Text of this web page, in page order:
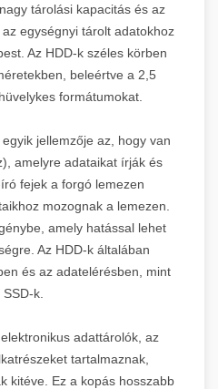
tárolási kapacitás és az
egységnyi tárolt adatokhoz
Az HDD-k széles körben
beleértve a 2,5
formátumokat.
jellemzője az, hogy van
amelyre adataikat írják és
fejek a forgó lemezen
mozognak a lemezen.
amely hatással lehet
Az HDD-k általában
és az adatelérésben, mint
k.
adattárolók, az
tartalmaznak,
kitéve. Ez a kopás hosszabb